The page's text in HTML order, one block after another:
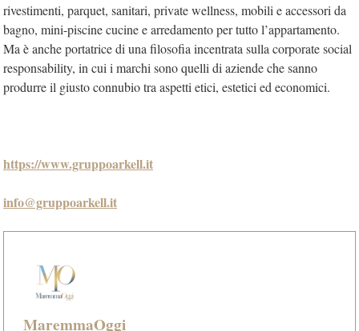
rivestimenti, parquet, sanitari, private wellness, mobili e accessori da
bagno, mini-piscine cucine e arredamento per tutto l’appartamento.
Ma è anche portatrice di una filosofia incentrata sulla corporate social
responsability, in cui i marchi sono quelli di aziende che sanno
produrre il giusto connubio tra aspetti etici, estetici ed economici.
https://www.gruppoarkell.it
info@gruppoarkell.it
MaremmaOggi